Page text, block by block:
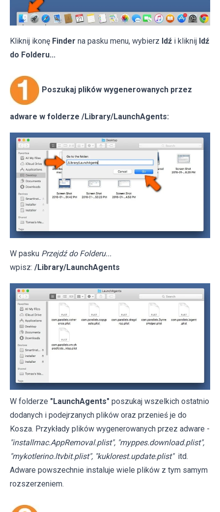
Kliknij ikonę Finder na pasku menu, wybierz Idź i kliknij Idź
do Folderu...
Poszukaj plików wygenerowanych przez
adware w folderze /Library/LaunchAgents:
W pasku Przejdź do Folderu...
wpisz: /Library/LaunchAgents
W folderze "LaunchAgents" poszukaj wszelkich ostatnio
dodanych i podejrzanych plików oraz przenieś je do
Kosza. Przykłady plików wygenerowanych przez adware -
"installmac.AppRemoval.plist", "myppes.download.plist",
"mykotlerino.ltvbit.plist", "kuklorest.update.plist" itd.
Adware powszechnie instaluje wiele plików z tym samym
rozszerzeniem.